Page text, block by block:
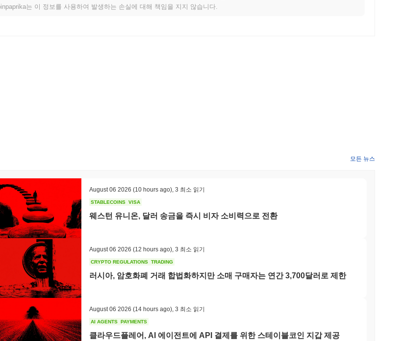
비 치타의 향후 계획은 무엇인가요?
협력적 접근은 플랫폼의 기능성을 향상시킬 뿐만 아니라, 베이비 치타를 진화하는 암호화폐 환경에서 중요한 플레이어로 자리매
치타로 무엇을 할 수 있나요?
치타 토큰은 생태계 내에서 여러 실용적인 용도로 사용됩니다. 주로 거래 수수료에 사용되어 사용자가 가치를 전송하고 블록체
구축된 분산 애플리케이션(dApps)과 상호작용할 수 있게 합니다. 베이비 치타의 보유자는 스테이킹에 참여할 수 있으며, 이는 네
를 보호하는 데 도움을 주고 기여에 대한 보상을 받을 수 있는 가능성을 제공합니다. 또한, 토큰 보유자는 거버넌스 투표에 참여
를 가질 수 있어, 프로젝트의 향후 개발 및 방향에 대한 결정에 영향을 미칠 수 있습니다. 개발자에게 베이비 치타는 dApps 및
축을 위한 도구와 자원을 제공하여 생태계 내 혁신을 촉진합니다. 이 프로젝트는 다양한 지갑과 마켓플레이드를 지원할 수도 있
용자에게 원활한 거래와 상호작용을 촉진합니다. 전반적으로, 베이비 치타는 보유자, 사용자 및 개발자가 협력하고 토큰의 다양
능으로부터 혜택을 받을 수 있는 활기찬 커뮤니티를 만드는 것을 목표로 합니다.
비 치타는 여전히 활동적이거나 관련성이 있나요?
치타는 2023년 9월에 발표된 최근 업데이트를 통해 여전히 활동적이며, 사용자 참여와 거래 효율성을 향상시키기 위한 새로운
도입했습니다. 현재 개발은 생태계를 확장하고 전반적인 사용자 경험을 개선하는 데 중점을 두고 있습니다. 이 프로젝트는 여러
플랫폼에서 존재감을 유지하고 있으며, 지속적인 거래량은 커뮤니티의 지속적인 관심을 나타냅니다. 또한, 베이비 치타는 더 넓은
화폐 환경 내에서 유용성을 높이는 파트너십에 참여하고 있으며, 이는 DeFi 분야에서의 관련성을 보여줍니다. 커뮤니티는 여전히
게 참여하고 있으며, 거버넌스 제안 및 향후 개발 계획에 대한 논의가 활발히 이루어지고 있습니다. 이러한 지표들은 암호화폐
내에서의 지속적인 관련성을 지지하며, 베이비 치타가 단순히 활동적일 뿐만 아니라 사용자 요구에 맞춰 진화하고 있음을 보여
는 이 정보를 사용하여 발생하는 손실에 대해 책임을 지지 않습니다.
모든 뉴스
August 06 2026 (10 hours ago) 3 최소 읽기
STABLECOINS VISA
웨스턴 유니온, 달러 송금을 즉시 비자 소비력으로 전환
August 06 2026 (12 hours ago) 3 최소 읽기
CRYPTO REGULATIONS TRADING
러시아, 암호화폐 거래 합법화하지만 소매 구매자는 연간 3,700달러로 제한
August 06 2026 (14 hours ago) 3 최소 읽기
AI AGENTS PAYMENTS
클라우드플레어, AI 에이전트에 API 결제를 위한 스테이블코인 지갑 제공